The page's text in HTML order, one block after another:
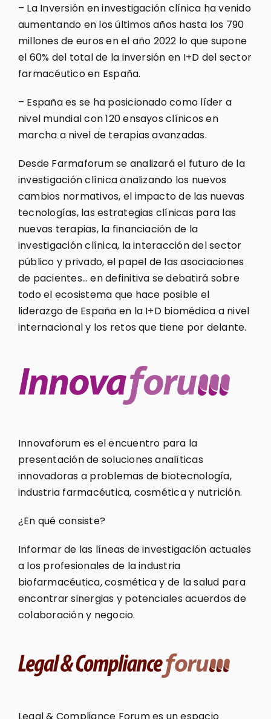
– La Inversión en investigación clínica ha venido
aumentando en los últimos años hasta los 790
millones de euros en el año 2022 lo que supone
el 60% del total de la inversión en I+D del sector
farmacéutico en España.
– España es se ha posicionado como líder a
nivel mundial con 120 ensayos clínicos en
marcha a nivel de terapias avanzadas.
Desde Farmaforum se analizará el futuro de la
investigación clínica analizando los nuevos
cambios normativos, el impacto de las nuevas
tecnologías, las estrategias clínicas para las
nuevas terapias, la financiación de la
investigación clínica, la interacción del sector
público y privado, el papel de las asociaciones
de pacientes… en definitiva se debatirá sobre
todo el ecosistema que hace posible el
liderazgo de España en la I+D biomédica a nivel
internacional y los retos que tiene por delante.
Innovaforum es el encuentro para la
presentación de soluciones analíticas
innovadoras a problemas de biotecnología,
industria farmacéutica, cosmética y nutrición.
¿En qué consiste?
Informar de las líneas de investigación actuales
a los profesionales de la industria
biofarmacéutica, cosmética y de la salud para
encontrar sinergias y potenciales acuerdos de
colaboración y negocio.